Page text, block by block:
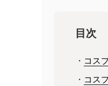
目次
・ コス
・ コス